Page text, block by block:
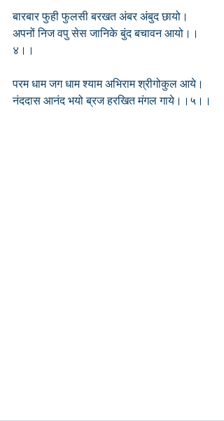
बारबार फुही फुलसी बरखत अंबर अंबुद छायो।
अपनों निज वपु सेस जानिके बुंद बचावन आयो।।
४।।
परम धाम जग धाम श्याम अभिराम श्रीगोकुल आये।
नंददास आनंद भयो ब्रज हरखित मंगल गाये।।५।।